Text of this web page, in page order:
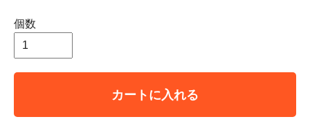
個数
カートに入れる